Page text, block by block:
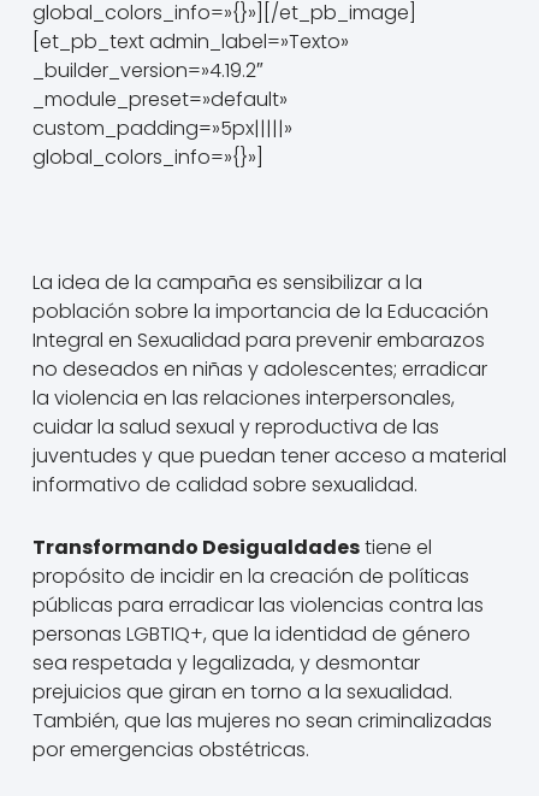
global_colors_info=»{}»][/et_pb_image]
[et_pb_text admin_label=»Texto»
_builder_version=»4.19.2″
_module_preset=»default»
custom_padding=»5px|||||»
global_colors_info=»{}»]
La idea de la campaña es sensibilizar a la
población sobre la importancia de la Educación
Integral en Sexualidad para prevenir embarazos
no deseados en niñas y adolescentes; erradicar
la violencia en las relaciones interpersonales,
cuidar la salud sexual y reproductiva de las
juventudes y que puedan tener acceso a material
informativo de calidad sobre sexualidad.
Transformando Desigualdadestiene el
propósito de incidir en la creación de políticas
públicas para erradicar las violencias contra las
personas LGBTIQ+, que la identidad de género
sea respetada y legalizada, y desmontar
prejuicios que giran en torno a la sexualidad.
También, que las mujeres no sean criminalizadas
por emergencias obstétricas.